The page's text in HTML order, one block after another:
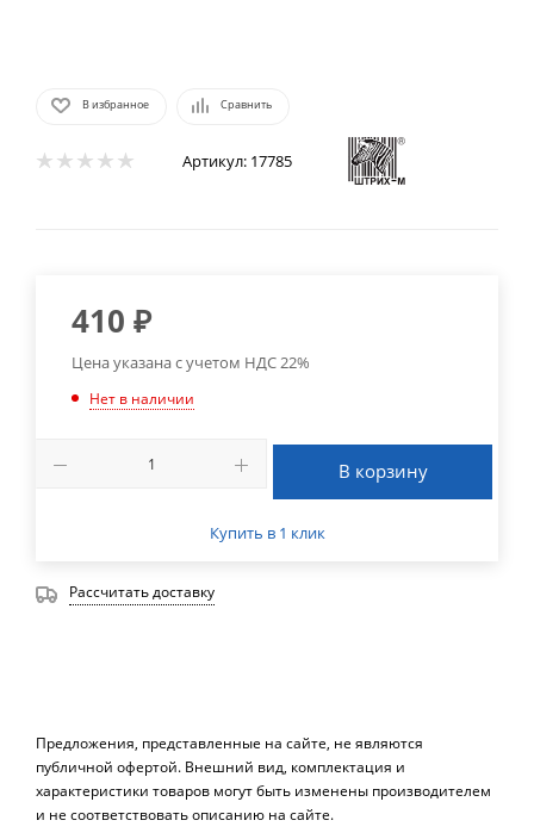
В избранное Сравнить
Артикул: 17785
410 ₽
Цена указана с учетом НДС 22%
Нет в наличии
В корзину
Купить в 1 клик
Рассчитать доставку
Предложения, представленные на сайте, не являются
публичной офертой. Внешний вид, комплектация и
характеристики товаров могут быть изменены производителем
и не соответствовать описанию на сайте.